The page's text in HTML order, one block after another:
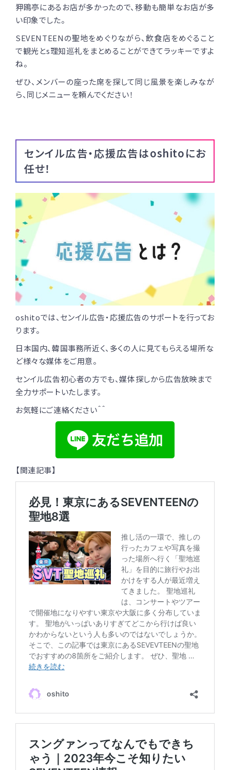
狎鴎亭にあるお店が多かったので、移動も簡単なお店が多
い印象でした。
SEVENTEENの聖地をめぐりながら、飲食店をめぐること
で観光とs理知巡礼をまとめることができてラッキーですよ
ね。
ぜひ、メンバーの座った席を探して同じ風景を楽しみなが
ら、同じメニューを頼んでください！
センイル広告・応援広告はoshitoにお
任せ！
oshitoでは、センイル広告・応援広告のサポートを行ってお
ります。
日本国内、韓国事務所近く、多くの人に見てもらえる場所な
ど様々な媒体をご用意。
センイル広告初心者の方でも、媒体探しから広告放映まで
全力サポートいたします。
お気軽にご連絡ください＾＾
【関連記事】